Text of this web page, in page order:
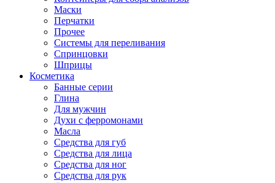
Маски
Перчатки
Прочее
Системы для переливания
Спринцовки
Шприцы
Косметика
Банные серии
Глина
Для мужчин
Духи с ферромонами
Масла
Средства для губ
Средства для лица
Средства для ног
Средства для рук